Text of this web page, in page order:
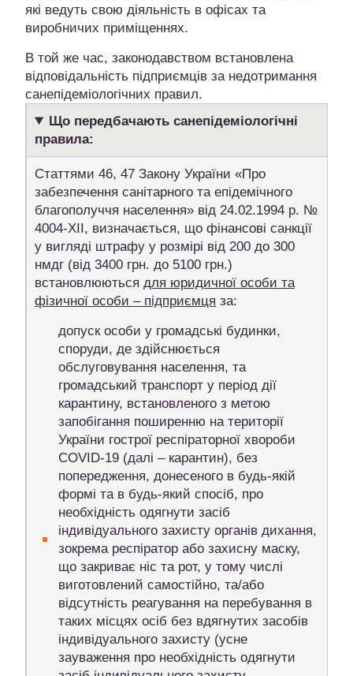
які ведуть свою діяльність в офісах та
виробничих приміщеннях.
В той же час, законодавством встановлена
відповідальність підприємців за недотримання
санепідеміологічних правил.
Що передбачають санепідеміологічні
правила:
Статтями 46, 47 Закону України «Про
забезпечення санітарного та епідемічного
благополуччя населення» від 24.02.1994 р. №
4004-XII, визначається, що фінансові санкції
у вигляді штрафу у розмірі від 200 до 300
нмдг (від 3400 грн. до 5100 грн.)
встановлюються для юридичної особи та
фізичної особи – підприємця за:
допуск особи у громадські будинки,
споруди, де здійснюється
обслуговування населення, та
громадський транспорт у період дії
карантину, встановленого з метою
запобігання поширенню на території
України гострої респіраторної хвороби
COVID-19 (далі – карантин), без
попередження, донесеного в будь-якій
формі та в будь-який спосіб, про
необхідність одягнути засіб
індивідуального захисту органів дихання,
зокрема респіратор або захисну маску,
що закриває ніс та рот, у тому числі
виготовлений самостійно, та/або
відсутність реагування на перебування в
таких місцях осіб без вдягнутих засобів
індивідуального захисту (усне
зауваження про необхідність одягнути